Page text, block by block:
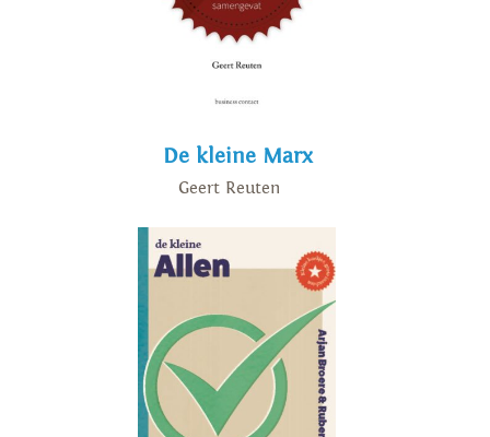
De kleine Marx
Geert Reuten